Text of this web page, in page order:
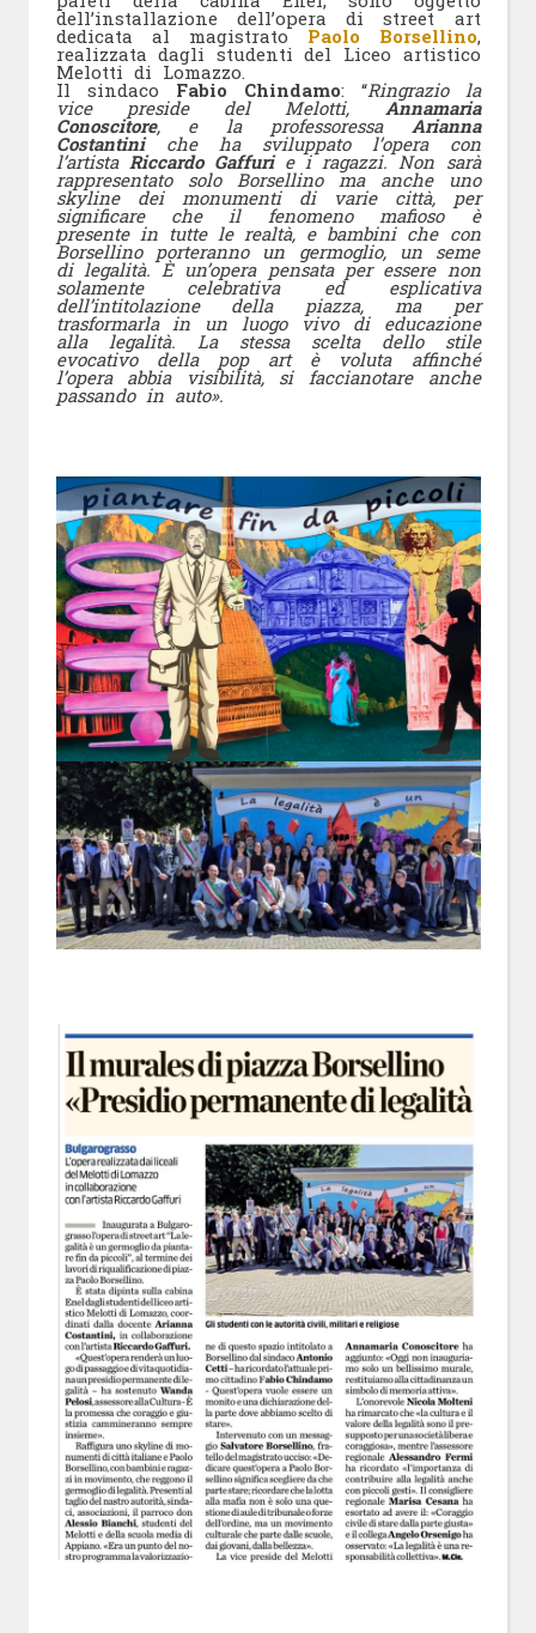
dell’installazione dell’opera di street art
dedicata al magistratoPaolo Borsellino,
realizzata dagli studenti del Liceo artistico
Melotti di Lomazzo.
Il sindaco Fabio Chindamo: “Ringrazio la
vice preside del Melotti, Annamaria
Conoscitore, e la professoressa Arianna
Costantiniche ha sviluppato l’opera con
l’artista Riccardo Gaffurie i ragazzi. Non sarà
rappresentato solo Borsellino ma anche uno
skyline dei monumenti di varie città, per
significare che il fenomeno mafioso è
presente in tutte le realtà, e bambini che con
Borsellino porteranno un germoglio, un seme
di legalità. È un’opera pensata per essere non
solamente celebrativa ed esplicativa
dell’intitolazione della piazza, ma per
trasformarla in un luogo vivo di educazione
alla legalità. La stessa scelta dello stile
evocativo della pop art è voluta affinché
l’opera abbia visibilità, si faccianotare anche
passando in auto».